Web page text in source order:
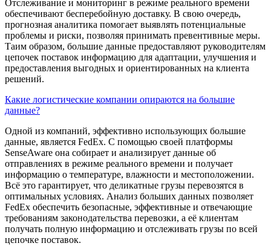
Отслеживание и мониторинг в режиме реального времени
обеспечивают бесперебойную доставку. В свою очередь,
прогнозная аналитика помогает выявлять потенциальные
проблемы и риски, позволяя принимать превентивные меры.
Таим образом, большие данные предоставляют руководителям
цепочек поставок информацию для адаптации, улучшения и
предоставления выгодных и ориентированных на клиента
решений.
Какие логистические компании опираются на большие
данные?
Одной из компаний, эффективно использующих большие
данные, является FedEx. С помощью своей платформы
SenseAware она собирает и анализирует данные об
отправлениях в режиме реального времени и получает
информацию о температуре, влажности и местоположении.
Всё это гарантирует, что деликатные грузы перевозятся в
оптимальных условиях. Анализ больших данных позволяет
FedEx обеспечить безопасные, эффективные и отвечающие
требованиям законодательства перевозки, а её клиентам
получать полную информацию и отслеживать грузы по всей
цепочке поставок.